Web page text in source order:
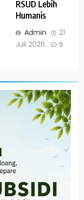
RSUD Lebih
Humanis
Admin
21
Juli 2026
0